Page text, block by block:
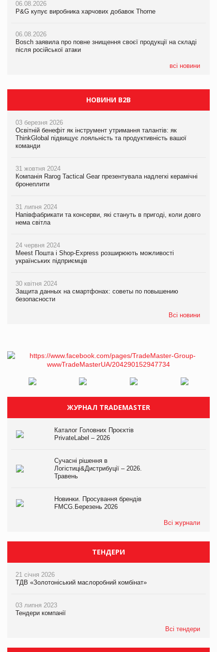
06.08.2026
P&G купує виробника харчових добавок Thorne
06.08.2026
Bosch заявила про повне знищення своєї продукції на складі
після російської атаки
всі новини
новинки від ТМ ТОКЕРИ
Сергій Лісунов про заморожені хлібобулочні вироби на
06.08.2026
P&G купує виробника харчових добавок Thorne
06.08.2026
Bosch заявила про повне знищення своєї продукції на складі
після російської атаки
НОВИНИ B2B
03 березня 2026
Освітній бенефіт як інструмент утримання талантів: як
ThinkGlobal підвищує лояльність та продуктивність вашої
команди
31 жовтня 2024
Компанія Rarog Tactical Gear презентувала надлегкі керамічні
бронеплити
31 липня 2024
Напівфабрикати та консерви, які стануть в пригоді, коли довго
нема світла
24 червня 2024
Meest Пошта і Shop-Express розширюють можливості
українських підприємців
30 квітня 2024
Защита данных на смартфонах: советы по повышению
безопасности
Всі новини
ЖУРНАЛ TRADEMASTER
Каталог Головних Проєктів
PrivateLabel – 2026
Сучасні рішення в
Логістиці&Дистрибуції – 2026.
Травень
Новинки. Просування брендів
FMCG.Березень 2026
Всі журнали
ТЕНДЕРИ
21 січня 2026
ТДВ «Золотоніський маслоробний комбінат»
03 липня 2023
Тендери компанії
Всі тендери